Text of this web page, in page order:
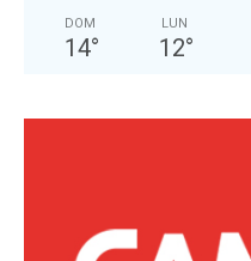
DOM
14°
LUN
12°